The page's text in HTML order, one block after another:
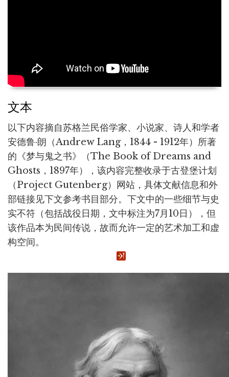
文本
以下内容摘自苏格兰民俗学家、小说家、诗人和学者
安德鲁·朗（Andrew Lang，1844 - 1912年）所著
的《梦与鬼之书》（The Book of Dreams and
Ghosts，1897年），该内容完整收录于古登堡计划
（Project Gutenberg）网站，具体文献信息和外
部链接见下文参考书目部分。下文中的一些细节与史
实不符（包括战役日期，文中标注为7月10日），但
该作品本为民间传说，故而允许一定的艺术加工和虚
构空间。